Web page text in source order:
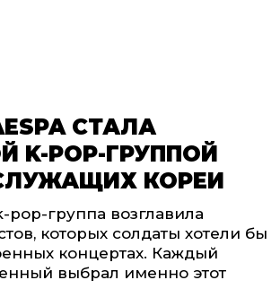
СТАЛА
POP-ГРУППОЙ
КОРЕИ
pop-группа возглавила
которых солдаты хотели бы
концертах. Каждый
выбрал именно этот